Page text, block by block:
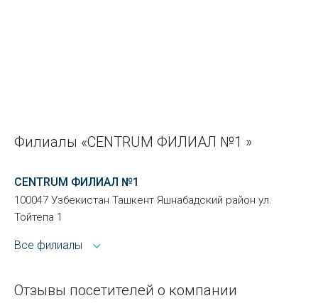
Филиалы «CENTRUM ФИЛИАЛ №1 »
CENTRUM ФИЛИАЛ №1
100047 Узбекистан Ташкент Яшнабадский район ул.
Тойтепа 1
Все филиалы
Отзывы посетителей о компании